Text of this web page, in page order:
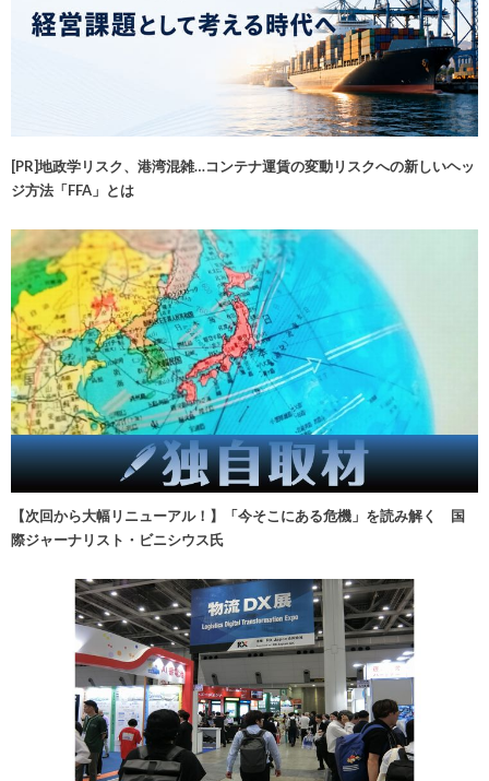
[PR]地政学リスク、港湾混雑…コンテナ運賃の変動リスクへの新しいヘッ
ジ方法「FFA」とは
【次回から大幅リニューアル！】「今そこにある危機」を読み解く 国
際ジャーナリスト・ビニシウス氏